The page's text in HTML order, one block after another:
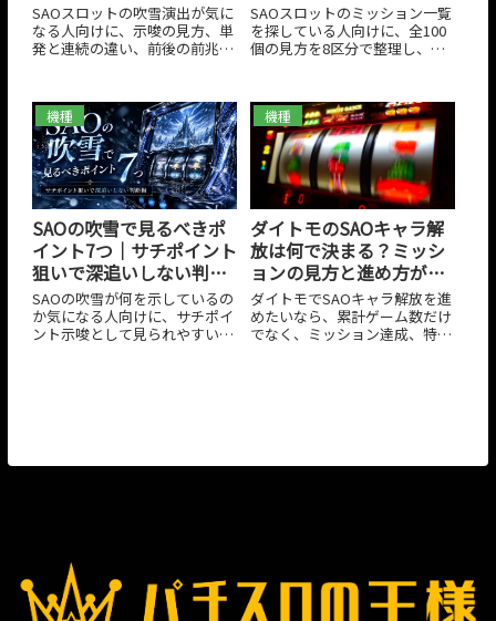
整理
SAOスロットの吹雪演出が気に
なる人向けに、示唆の見方、単
発と連続の違い、前後の前兆や
した。吹雪演出だけで期待しす
ぎないための判断材料を、実戦
で使いやすい形でまとめていま
す。
る！
SAOスロットのミッション一覧
を探している人向けに、全100
個の見方を8区分で整理し、ロ
系、ALO系、Swipe系の流れを
わかりやすく解説します。達成
条件の読み方、残りやすい項
目、カスタム解放、効率よく埋
めるコツまで把握したい人に役
立つ内容です。
機種
SAOの吹雪で見るべきポ
イント7つ｜サチポイント
狙いで深追いしない判断
軸
SAOの吹雪が何を示しているの
か気になる人向けに、サチポイ
ント示唆として見られやすい理
機種
ダイトモのSAOキャラ解
放は何で決まる？ミッシ
ョンの見方と進め方がつ
かめる！
ダイトモでSAOキャラ解放を進
めたいなら、累計ゲーム数だけ
でなく、ミッション達成、特定